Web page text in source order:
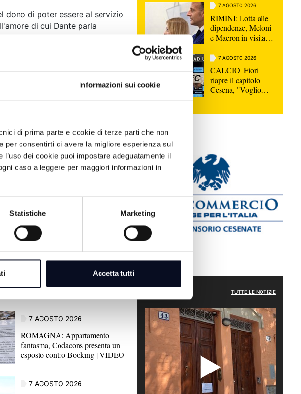
Informazioni sui cookie
di prima parte e cookie di terze parti che non
per consentirti di avere la migliore esperienza sul
dei cookie puoi impostare adeguatamente il
caso a leggere per maggiori informazioni in
Statistiche Marketing
Accetta tutti
dono di poter essere al servizio
di cui Dante parla
Ragazzi vogliamo
si sono lasciate muovere da
a sé verso una crescita di bene
subatomiche, è un principio
- allora possiamo solo
artistici e culturali".
l'altre stelle", tratto dall'ultimo
aggiungeranno altri per la
7 AGOSTO 2026
ROMAGNA: Appartamento
fantasma, Codacons presenta un
esposto contro Booking | VIDEO
7 AGOSTO 2026
7 AGOSTO 2026
RIMINI: Lotta alle
dipendenze, Meloni
e Macron in visita
Patrignano
7 AGOSTO 2026
CALCIO: Fiori
riapre il capitolo
Cesena, "Voglio
TUTTE LE NOTIZIE